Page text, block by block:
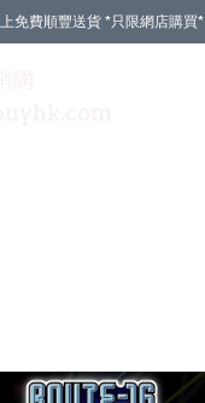
免費順豐送貨 *只限網店購買*